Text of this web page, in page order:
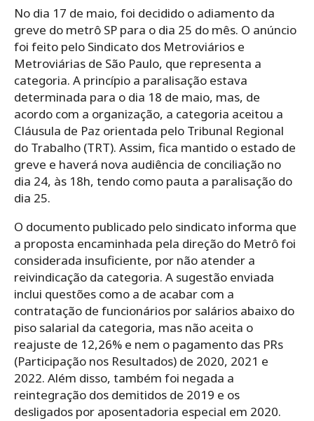
No dia 17 de maio, foi decidido o adiamento da
greve do metrô SP para o dia 25 do mês. O anúncio
foi feito pelo Sindicato dos Metroviários e
Metroviárias de São Paulo, que representa a
categoria. A princípio a paralisação estava
determinada para o dia 18 de maio, mas, de
acordo com a organização, a categoria aceitou a
Cláusula de Paz orientada pelo Tribunal Regional
do Trabalho (TRT). Assim, fica mantido o estado de
greve e haverá nova audiência de conciliação no
dia 24, às 18h, tendo como pauta a paralisação do
dia 25.
O documento publicado pelo sindicato informa que
a proposta encaminhada pela direção do Metrô foi
considerada insuficiente, por não atender a
reivindicação da categoria. A sugestão enviada
inclui questões como a de acabar com a
contratação de funcionários por salários abaixo do
piso salarial da categoria, mas não aceita o
reajuste de 12,26% e nem o pagamento das PRs
(Participação nos Resultados) de 2020, 2021 e
2022. Além disso, também foi negada a
reintegração dos demitidos de 2019 e os
desligados por aposentadoria especial em 2020.